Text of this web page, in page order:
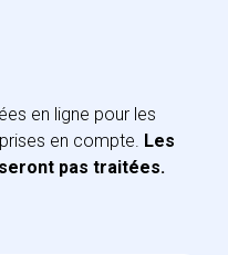
en ligne pour les
en compte. Les
pas traitées.